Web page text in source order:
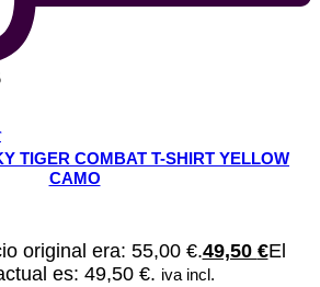
TIGER COMBAT T-SHIRT YELLOW
CAMO
original era: 55,00 €.49,50 €El
es: 49,50 €. iva incl.